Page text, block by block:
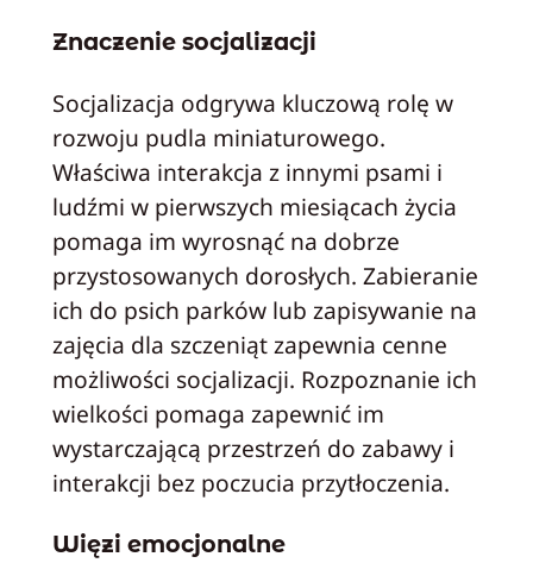
Znaczenie socjalizacji
Socjalizacja odgrywa kluczową rolę w
rozwoju pudla miniaturowego.
Właściwa interakcja z innymi psami i
ludźmi w pierwszych miesiącach życia
pomaga im wyrosnąć na dobrze
przystosowanych dorosłych. Zabieranie
ich do psich parków lub zapisywanie na
zajęcia dla szczeniąt zapewnia cenne
możliwości socjalizacji. Rozpoznanie ich
wielkości pomaga zapewnić im
wystarczającą przestrzeń do zabawy i
interakcji bez poczucia przytłoczenia.
Więzi emocjonalne